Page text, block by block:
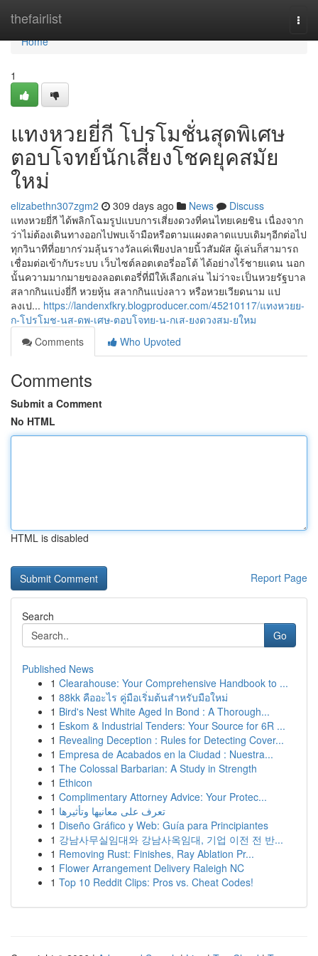
thefairlist
Home
Home
1
แทงหวยยี่กี โปรโมชั่นสุดพิเศษ
ตอบโจทย์นักเสี่ยงโชคยุคสมัย
ใหม่
elizabethn307zgm2 309 days ago News
Discuss
แทงหวยยี่กี ได้พลิกโฉมรูปแบบการเสี่ยงดวงที่คนไทยเคยชิน เนื่องจาก
ว่าไม่ต้องเดินทางออกไปพบเจ้ามือหรือตามแผงตลาดแบบเดิมๆอีกต่อไป
ทุกวินาทีที่อยากร่วมลุ้นรางวัลแค่เพียงปลายนิ้วสัมผัส ผู้เล่นก็สามารถ
เชื่อมต่อเข้ากับระบบ เว็บไซต์ลอตเตอรี่ออโต้ ได้อย่างไร้ชายแดน นอก
นั้นความมากมายของลอตเตอรี่ที่มีให้เลือกเล่น ไม่ว่าจะเป็นหวยรัฐบาล
สลากกินแบ่งยี่กี หวยหุ้น สลากกินแบ่งลาว หรือหวยเวียดนาม แป
ลงเป... https://landenxfkry.blogproducer.com/45210117/แทงหวยย-
ก-โปรโมช-นส-ดพ-เศษ-ตอบโจทย-น-กเส-ยงดวงสม-ยใหม
Comments
Who Upvoted
Comments
Submit a Comment
No HTML
HTML is disabled
Report Page
Search
Go
Published News
1 Clearahouse: Your Comprehensive Handbook to ...
1 88kk คืออะไร คู่มือเริ่มต้นสำหรับมือใหม่
1 Bird's Nest White Aged In Bond : A Thorough...
1 Eskom & Industrial Tenders: Your Source for 6R ...
1 Revealing Deception : Rules for Detecting Cover...
1 Empresa de Acabados en la Ciudad : Nuestra...
1 The Colossal Barbarian: A Study in Strength
1 Ethicon
1 Complimentary Attorney Advice: Your Protec...
1 تعرف على معانيها وتأثيرها
1 Diseño Gráfico y Web: Guía para Principiantes
1 강남사무실임대와 강남사옥임대, 기업 이전 전 반...
1 Removing Rust: Finishes, Ray Ablation Pr...
1 Flower Arrangement Delivery Raleigh NC
1 Top 10 Reddit Clips: Pros vs. Cheat Codes!